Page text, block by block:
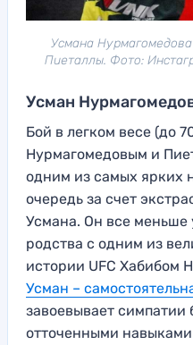
Усмана
Пиеталлы. Фото:
Усман
Бой в легком весе (до
Нурмагомедовым и
одним из самых ярких
очередь за счет
Усмана. Он все меньше
родства с одним из
истории UFC Хабибом
Усман –
завоевывает симпатии
отточенными